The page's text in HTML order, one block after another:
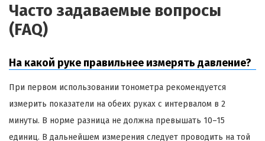
Часто задаваемые вопросы
(FAQ)
На какой руке правильнее измерять давление?
При первом использовании тонометра рекомендуется
измерить показатели на обеих руках с интервалом в 2
минуты. В норме разница не должна превышать 10–15
единиц. В дальнейшем измерения следует проводить на той